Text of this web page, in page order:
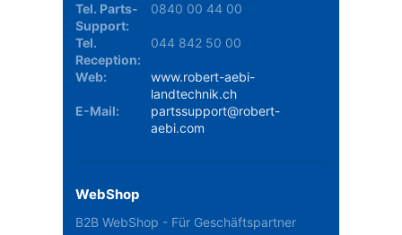
Tel. Parts-
Support:
0840 00 44 00
Tel.
Reception:
044 842 50 00
Web:
www.robert-aebi-
landtechnik.ch
E-Mail:
partssupport@robert-
aebi.com
WebShop
B2B WebShop - Für Geschäftspartner